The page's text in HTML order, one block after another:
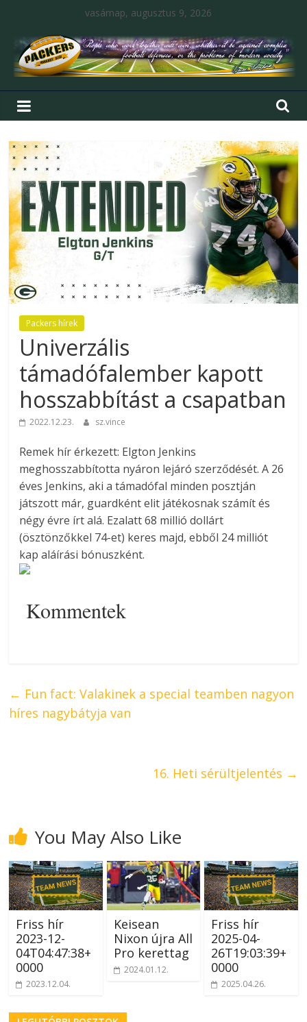
vasárnap, augusztus 9, 2026
Packers hírek
Univerzális
támadófalember kapott
hosszabbítást a csapatban
2022.12.23. sz.vince
Remek hír érkezett: Elgton Jenkins
meghosszabbította nyáron lejáró szerződését. A 26
éves Jenkins, aki a támadófal minden posztján
játszott már, guardként elit játékosnak számít és
négy évre írt alá. Ezalatt 68 millió dollárt
(ösztönzőkkel 74-et) keres majd, ebből 24 milliót
kap aláírási bónuszként.
Kommentek
← Fun fact: Valakinek a special teamben nagyon
híres nagybátyja van
16. Heti sérültjelentés →
You May Also Like
Friss hír
2023-12-
04T04:47:38+
0000
2023.12.04.
Keisean
Nixon újra All
Pro kerettag
2024.01.12.
Friss hír
2025-04-
26T19:03:39+
0000
2025.04.26.